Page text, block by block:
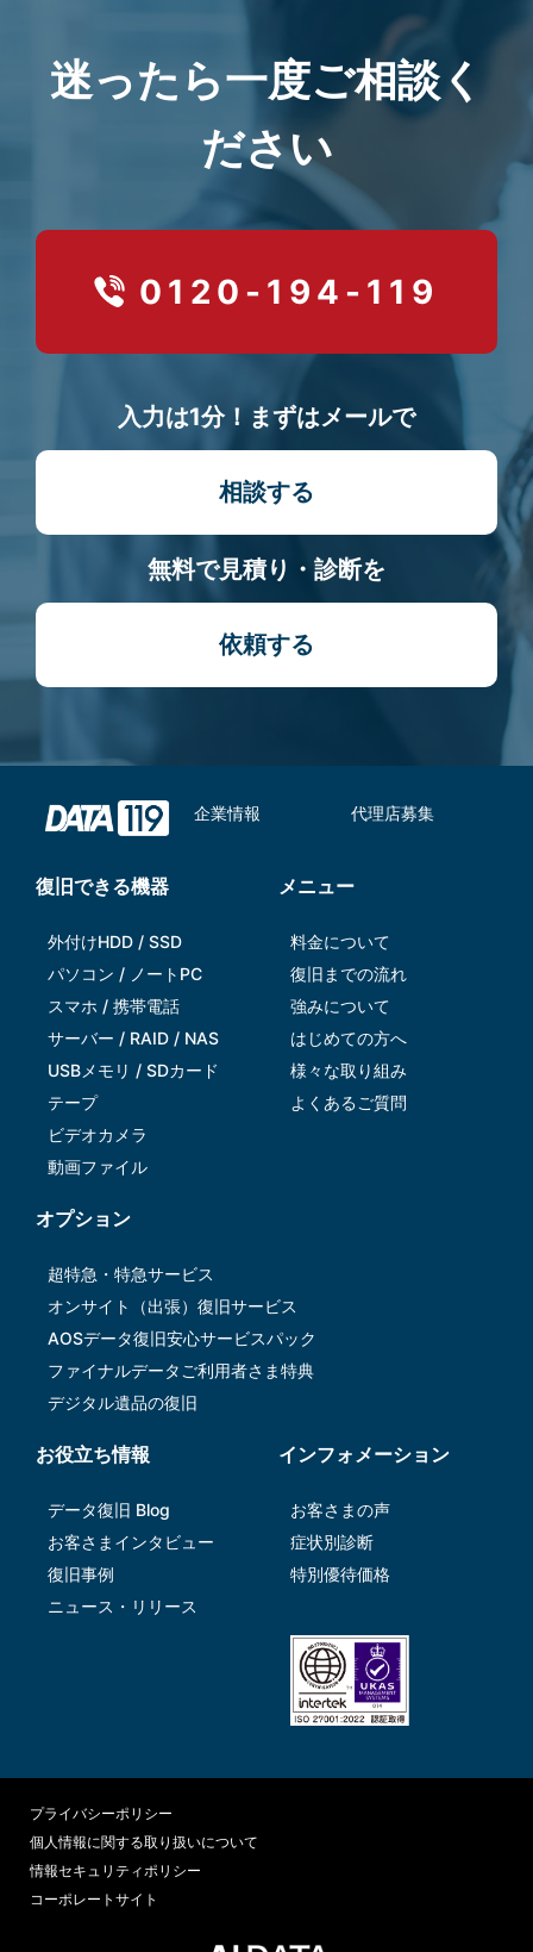
迷ったら一度ご相談く
ださい
0120-194-119
入力は1分！まずはメールで
相談する
無料で見積り・診断を
依頼する
企業情報 代理店募集
復旧できる機器
外付けHDD / SSD
パソコン / ノートPC
スマホ / 携帯電話
サーバー / RAID / NAS
USBメモリ / SDカード
テープ
ビデオカメラ
動画ファイル
メニュー
料金について
復旧までの流れ
強みについて
はじめての方へ
様々な取り組み
よくあるご質問
オプション
超特急・特急サービス
オンサイト（出張）復旧サービス
AOSデータ復旧安⼼サービスパック
ファイナルデータご利⽤者さま特典
デジタル遺品の復旧
お役立ち情報
データ復旧 Blog
お客さまインタビュー
復旧事例
ニュース・リリース
インフォメーション
お客さまの声
症状別診断
特別優待価格
プライバシーポリシー
個人情報に関する取り扱いについて
情報セキュリティポリシー
コーポレートサイト